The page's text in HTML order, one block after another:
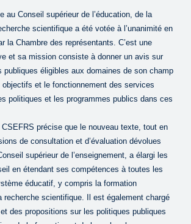
au Conseil supérieur de l’éducation, de la
scientifique a été votée à l’unanimité en
la Chambre des représentants. C’est une
et sa mission consiste à donner un avis sur
publiques éligibles aux domaines de son champ
objectifs et le fonctionnement des services
politiques et les programmes publics dans ces
précise que le nouveau texte, tout en
de consultation et d’évaluation dévolues
supérieur de l’enseignement, a élargi les
en étendant ses compétences à toutes les
éducatif, y compris la formation
recherche scientifique. Il est également chargé
des propositions sur les politiques publiques